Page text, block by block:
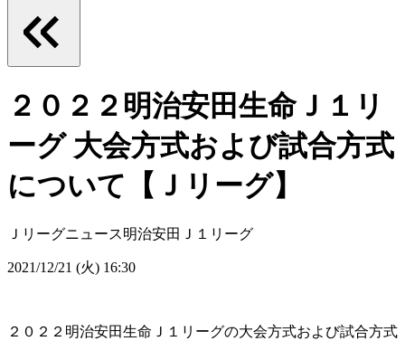
２０２２明治安田生命Ｊ１リ
ーグ 大会方式および試合方式
について【Ｊリーグ】
Ｊリーグニュース明治安田Ｊ１リーグ
2021/12/21 (火) 16:30
２０２２明治安田生命Ｊ１リーグの大会方式および試合方式